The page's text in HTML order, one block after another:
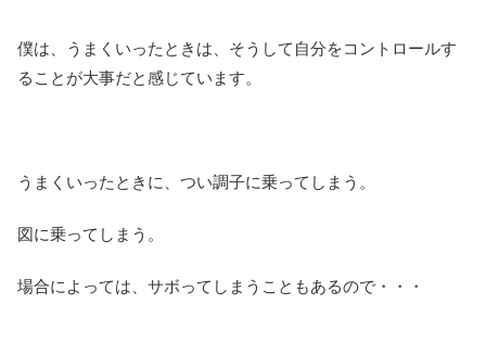
僕は、うまくいったときは、そうして自分をコントロールす
ることが大事だと感じています。
うまくいったときに、つい調子に乗ってしまう。
図に乗ってしまう。
場合によっては、サボってしまうこともあるので・・・